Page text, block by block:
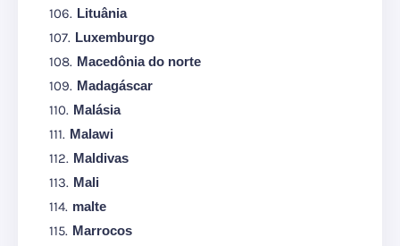
Lituânia
Luxemburgo
Macedônia do norte
Madagáscar
Malásia
Malawi
Maldivas
Mali
malte
Marrocos